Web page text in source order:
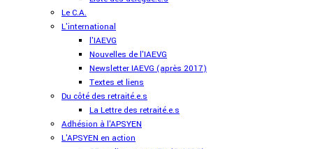
Le C.A.
L'international
l'IAEVG
Nouvelles de l'IAEVG
Newsletter IAEVG (après 2017)
Textes et liens
Du côté des retraité.e.s
La Lettre des retraité.e.s
Adhésion à l'APSYEN
L'APSYEN en action